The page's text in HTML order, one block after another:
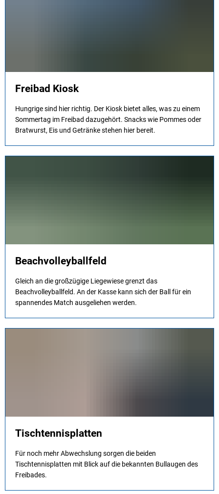
Freibad Kiosk
Hungrige sind hier richtig. Der Kiosk bietet alles, was zu einem
Sommertag im Freibad dazugehört. Snacks wie Pommes oder
Bratwurst, Eis und Getränke stehen hier bereit.
Beachvolleyballfeld
Gleich an die großzügige Liegewiese grenzt das
Beachvolleyballfeld. An der Kasse kann sich der Ball für ein
spannendes Match ausgeliehen werden.
Tischtennisplatten
Für noch mehr Abwechslung sorgen die beiden
Tischtennisplatten mit Blick auf die bekannten Bullaugen des
Freibades.